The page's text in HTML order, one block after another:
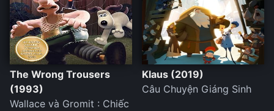
The Wrong Trousers
(1993)
Wallace và Gromit : Chiếc
Klaus (2019)
Câu Chuyện Giáng Sinh